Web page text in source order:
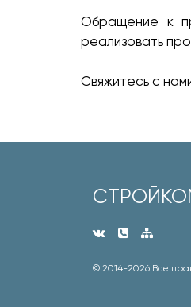
Обращение к
реализовать
Свяжитесь с
© 2014-2026 Все